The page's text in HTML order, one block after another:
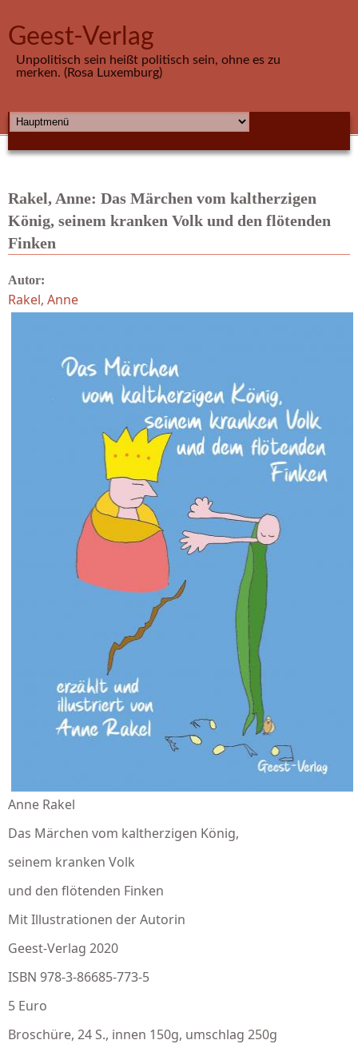
Geest-Verlag
Unpolitisch sein heißt politisch sein, ohne es zu
merken. (Rosa Luxemburg)
HAUPTMENÜ
Rakel, Anne: Das Märchen vom kaltherzigen
König, seinem kranken Volk und den flötenden
Finken
Autor:
Rakel, Anne
Anne Rakel
Das Märchen vom kaltherzigen König,
seinem kranken Volk
und den flötenden Finken
Mit Illustrationen der Autorin
Geest-Verlag 2020
ISBN 978-3-86685-773-5
5 Euro
Broschüre, 24 S., innen 150g, umschlag 250g